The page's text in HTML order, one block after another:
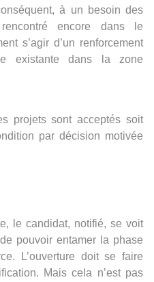
à un besoin des
encore dans le
s’agir d’un renforcement
existante dans la zone
projets sont acceptés soit
par décision motivée
le candidat, notifié, se voit
pouvoir entamer la phase
L’ouverture doit se faire
Mais cela n’est pas